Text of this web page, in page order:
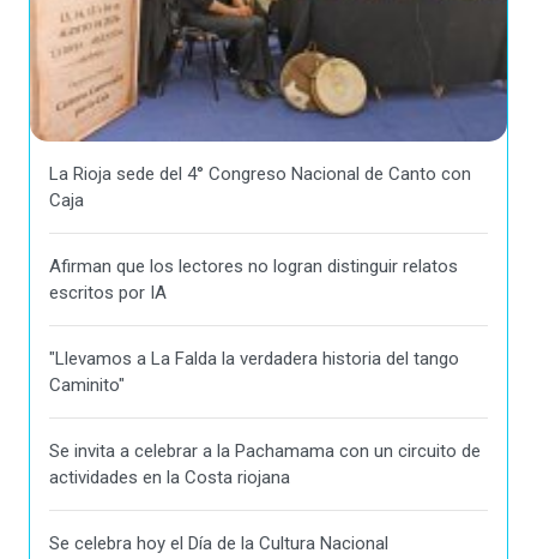
La Rioja sede del 4° Congreso Nacional de Canto con
Caja
Afirman que los lectores no logran distinguir relatos
escritos por IA
"Llevamos a La Falda la verdadera historia del tango
Caminito"
Se invita a celebrar a la Pachamama con un circuito de
actividades en la Costa riojana
Se celebra hoy el Día de la Cultura Nacional